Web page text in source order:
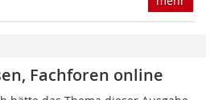
Fachforen online